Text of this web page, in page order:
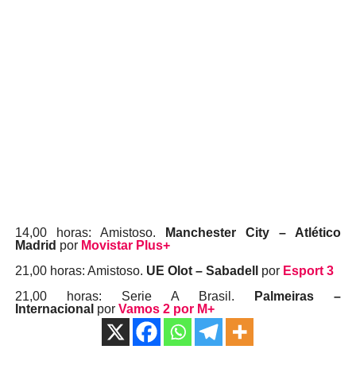
14,00 horas: Amistoso.
Manchester City – Atlético
Madrid por Movistar Plus+
21,00 horas: Amistoso. UE Olot – Sabadell por Esport 3
21,00 horas: Serie A Brasil.
Palmeiras –
Internacional por Vamos 2 por M+